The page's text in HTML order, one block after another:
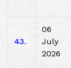
43.
06
July
2026